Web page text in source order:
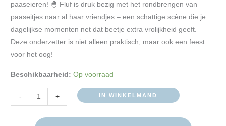
paaseieren! 🐣 Fluf is druk bezig met het rondbrengen van
paaseitjes naar al haar vriendjes – een schattige scène die je
dagelijkse momenten net dat beetje extra vrolijkheid geeft.
Deze onderzetter is niet alleen praktisch, maar ook een feest
voor het oog!
Beschikbaarheid: Op voorraad
- + IN WINKELMAND